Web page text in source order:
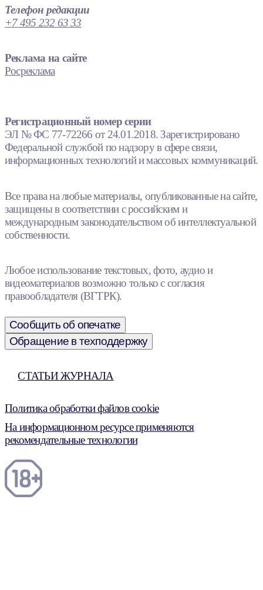
Телефон редакции
+7 495 232 63 33
Реклама на сайте
Росреклама
Регистрационный номер серии
ЭЛ № ФС 77-72266 от 24.01.2018. Зарегистрировано
Федеральной службой по надзору в сфере связи,
информационных технологий и массовых коммуникаций.
Все права на любые материалы, опубликованные на сайте,
защищены в соответствии с российским и
международным законодательством об интеллектуальной
собственности.
Любое использование текстовых, фото, аудио и
видеоматериалов возможно только с согласия
правообладателя (ВГТРК).
Сообщить об опечатке
Обращение в техподдержку
СТАТЬИ ЖУРНАЛА
Политика обработки файлов cookie
На информационном ресурсе применяются
рекомендательные технологии